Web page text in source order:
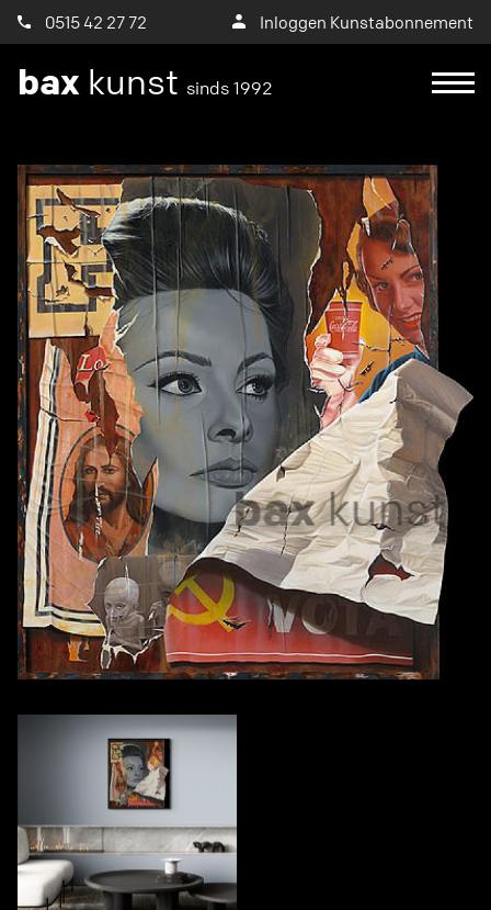
0515 42 27 72 Inloggen Kunstabonnement
bax kunst sinds 1992